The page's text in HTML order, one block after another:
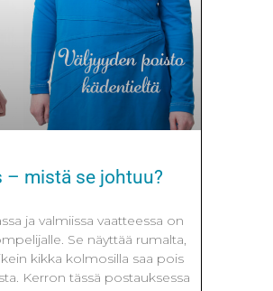
– mistä se johtuu?
ja valmiissa vaatteessa on
Se näyttää rumalta,
kikka kolmosilla saa pois
Kerron tässä postauksessa